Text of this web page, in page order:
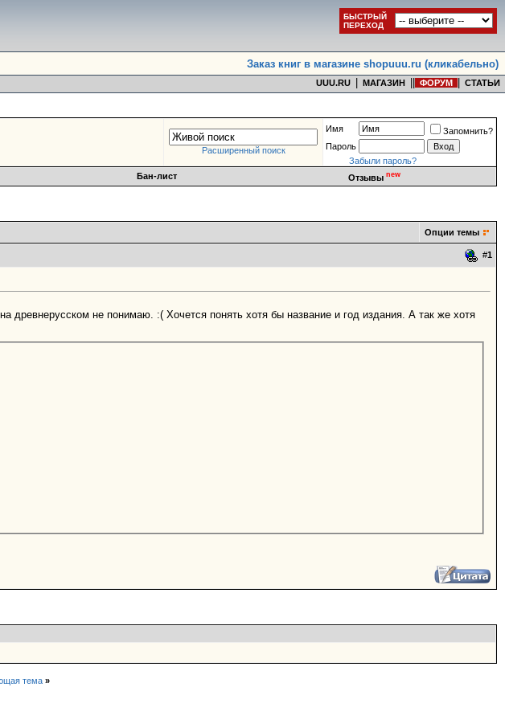
БЫСТРЫЙ
ПЕРЕХОД
Заказ книг в магазине shopuuu.ru (кликабельно)
UUU.RU МАГАЗИН ФОРУМ СТАТЬИ
Расширенный поиск
Имя
Запомнить?
Пароль
Забыли пароль?
Бан-лист Отзывы new
Опции темы
#1
древнерусском не понимаю. :( Хочется понять хотя бы название и год издания. А так же хотя
тема »